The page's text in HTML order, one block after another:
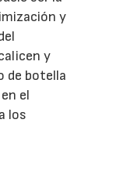
y
y
de botella
el
los